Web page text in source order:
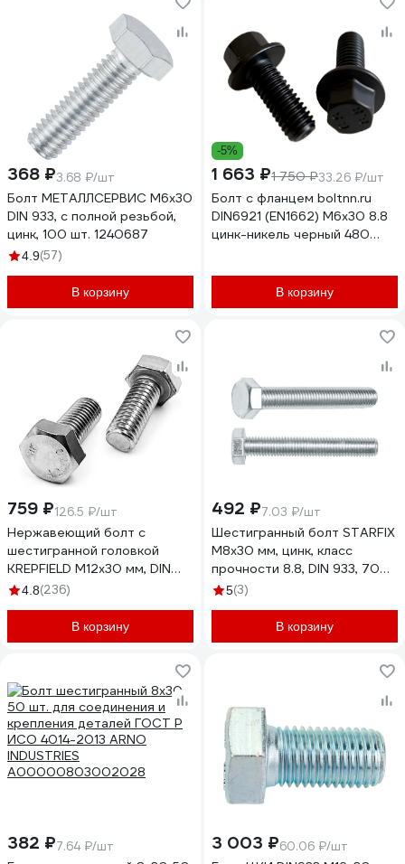
368 ₽3.68 ₽/шт
Болт МЕТАЛЛСЕРВИС М6x30
DIN 933, с полной резьбой,
цинк, 100 шт. 1240687
4.9(57)
В корзину
-5%
1 663 ₽1 750 ₽33.26 ₽/шт
Болт с фланцем boltnn.ru
DIN6921 (EN1662) М6x30 8.8
цинк-никель черный 480
В корзину
759 ₽126.5 ₽/шт
Нержавеющий болт с
шестигранной головкой
KREPFIELD M12x30 мм, DIN
933, А2, полная резьба, 6 шт.
4.8(236)
В корзину
492 ₽7.03 ₽/шт
Шестигранный болт STARFIX
М8x30 мм, цинк, класс
прочности 8.8, DIN 933, 70
шт. SMC1-72597-70
5(3)
В корзину
382 ₽7.64 ₽/шт 3 003 ₽60.06 ₽/шт